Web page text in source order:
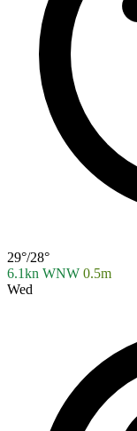
29°/28°
6.1kn WNW 0.5m
Wed